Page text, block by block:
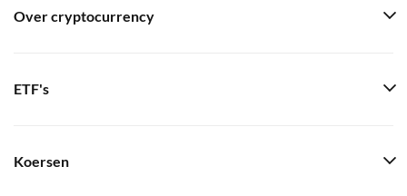
Over cryptocurrency
ETF's
Koersen